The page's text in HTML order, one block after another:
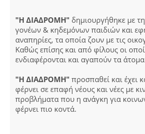
"Η ΔΙΑΔΡΟΜΗ" δημιουργήθηκε με
γονέων & κηδεμόνων παιδιών και
αναπηρίες, τα οποία ζουν με τις
Καθώς επίσης και από φίλους οι
ενδιαφέρονται και αγαπούν τα
"Η ΔΙΑΔΡΟΜΗ" προσπαθεί και έχει
φέρνει σε επαφή νέους και νέες με
προβλήματα που η ανάγκη για
φέρνει πιο κοντά.